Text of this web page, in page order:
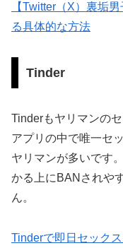
【Twitter（X）裏垢
る具体的な方法
Tinder
Tinderもヤリマンの
アプリの中で唯一セ
ヤリマンが多いです
かる上にBANされや
ん。
Tinderで即日セック